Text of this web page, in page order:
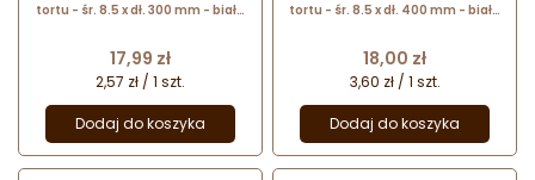
tortu - śr. 8.5 x dł. 300 mm - białe
piętrowego
Cena
17,99 zł
2,57 zł / 1 szt.
Dodaj do koszyka
tortu - śr. 8.5 x dł. 400 mm - białe
piętrowego
Cena
18,00 zł
3,60 zł / 1 szt.
Dodaj do koszyka